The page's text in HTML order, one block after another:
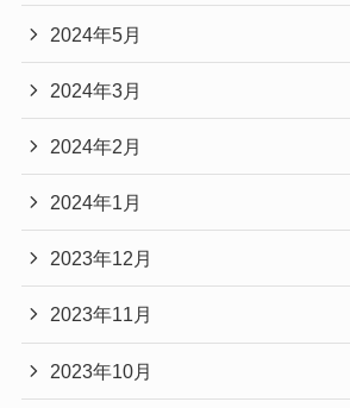
2024年5月
2024年3月
2024年2月
2024年1月
2023年12月
2023年11月
2023年10月